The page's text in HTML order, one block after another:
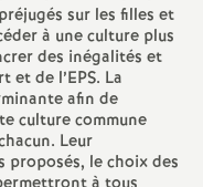
d
e
g
sur les filles et
à une culture plus
des inégalités et
de l’EPS. La
afin de
culture commune
Leur
le choix des